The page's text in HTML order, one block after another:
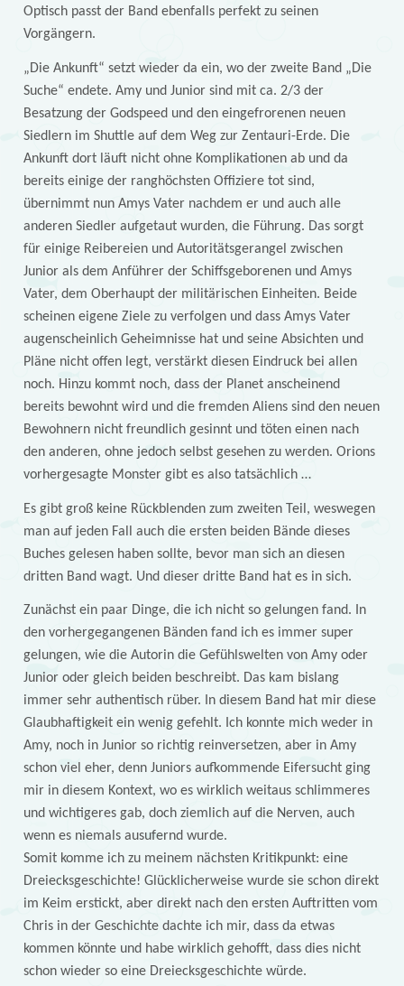
Optisch passt der Band ebenfalls perfekt zu seinen
Vorgängern.
„Die Ankunft“ setzt wieder da ein, wo der zweite Band „Die
Suche“ endete. Amy und Junior sind mit ca. 2/3 der
Besatzung der Godspeed und den eingefrorenen neuen
Siedlern im Shuttle auf dem Weg zur Zentauri-Erde. Die
Ankunft dort läuft nicht ohne Komplikationen ab und da
bereits einige der ranghöchsten Offiziere tot sind,
übernimmt nun Amys Vater nachdem er und auch alle
anderen Siedler aufgetaut wurden, die Führung. Das sorgt
für einige Reibereien und Autoritätsgerangel zwischen
Junior als dem Anführer der Schiffsgeborenen und Amys
Vater, dem Oberhaupt der militärischen Einheiten. Beide
scheinen eigene Ziele zu verfolgen und dass Amys Vater
augenscheinlich Geheimnisse hat und seine Absichten und
Pläne nicht offen legt, verstärkt diesen Eindruck bei allen
noch. Hinzu kommt noch, dass der Planet anscheinend
bereits bewohnt wird und die fremden Aliens sind den neuen
Bewohnern nicht freundlich gesinnt und töten einen nach
den anderen, ohne jedoch selbst gesehen zu werden. Orions
vorhergesagte Monster gibt es also tatsächlich …
Es gibt groß keine Rückblenden zum zweiten Teil, weswegen
man auf jeden Fall auch die ersten beiden Bände dieses
Buches gelesen haben sollte, bevor man sich an diesen
dritten Band wagt. Und dieser dritte Band hat es in sich.
Zunächst ein paar Dinge, die ich nicht so gelungen fand. In
den vorhergegangenen Bänden fand ich es immer super
gelungen, wie die Autorin die Gefühlswelten von Amy oder
Junior oder gleich beiden beschreibt. Das kam bislang
immer sehr authentisch rüber. In diesem Band hat mir diese
Glaubhaftigkeit ein wenig gefehlt. Ich konnte mich weder in
Amy, noch in Junior so richtig reinversetzen, aber in Amy
schon viel eher, denn Juniors aufkommende Eifersucht ging
mir in diesem Kontext, wo es wirklich weitaus schlimmeres
und wichtigeres gab, doch ziemlich auf die Nerven, auch
wenn es niemals ausufernd wurde.
Somit komme ich zu meinem nächsten Kritikpunkt: eine
Dreiecksgeschichte! Glücklicherweise wurde sie schon direkt
im Keim erstickt, aber direkt nach den ersten Auftritten vom
Chris in der Geschichte dachte ich mir, dass da etwas
kommen könnte und habe wirklich gehofft, dass dies nicht
schon wieder so eine Dreiecksgeschichte würde.